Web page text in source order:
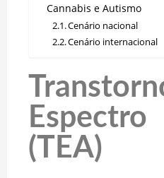
Cannabis e Autismo
Cenário nacional
Cenário internacional
(TEA)